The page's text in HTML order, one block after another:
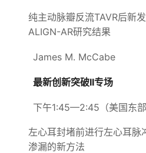
纯主动脉瓣反流TAVR后新
ALIGN-AR研究结果
James M. McCabe
最新创新突破II专场
下午1:45—2:45（美国东部
左心耳封堵前进行左心耳脉
渗漏的新方法